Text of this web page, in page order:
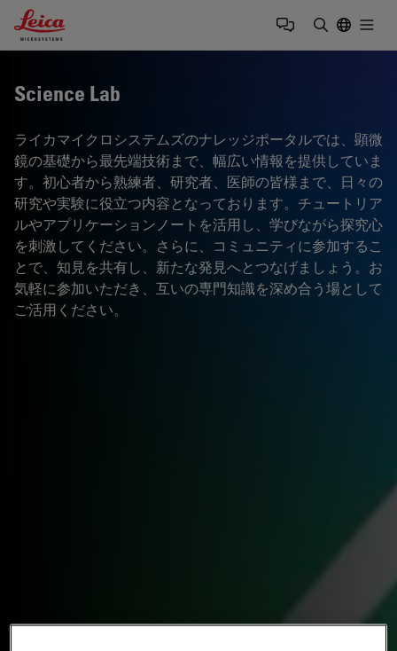
Leica Microsystems Logo
Science Lab
ライカマイクロシステムズのナレッジポータルでは、顕微
鏡の基礎から最先端技術まで、幅広い情報を提供していま
す。初心者から熟練者、研究者、医師の皆様まで、日々の
研究や実験に役立つ内容となっております。チュートリア
ルやアプリケーションノートを活用し、学びながら探究心
を刺激してください。さらに、コミュニティに参加するこ
とで、知見を共有し、新たな発見へとつなげましょう。お
気軽に参加いただき、互いの専門知識を深め合う場として
ご活用ください。